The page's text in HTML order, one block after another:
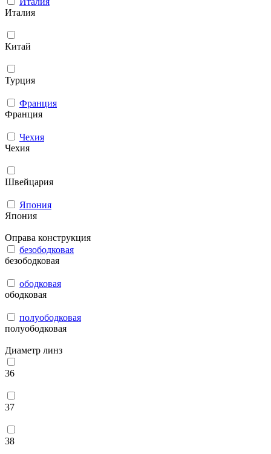
Италия
Китай
Турция
Франция
Франция
Чехия
Чехия
Швейцария
Япония
Япония
Оправа конструкция
безободковая
безободковая
ободковая
ободковая
полуободковая
полуободковая
Диаметр линз
36
37
38